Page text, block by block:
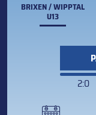
BRIXEN / WIPPTAL
U13
2:0